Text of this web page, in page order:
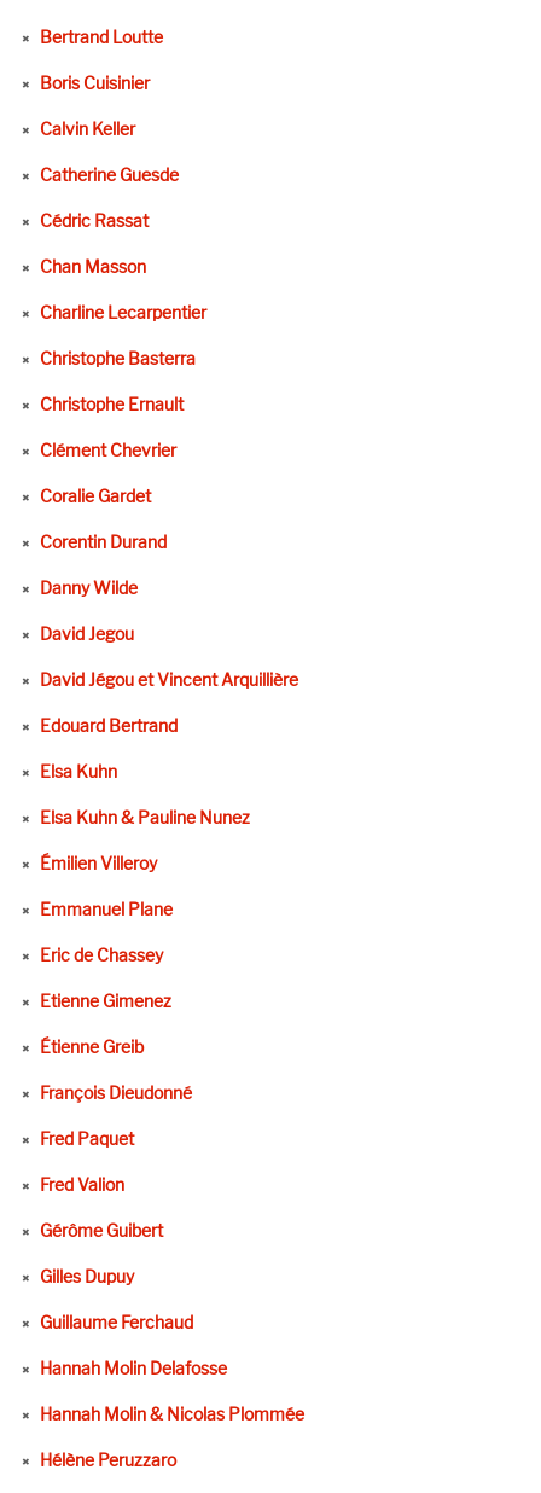
Bertrand Loutte
Boris Cuisinier
Calvin Keller
Catherine Guesde
Cédric Rassat
Chan Masson
Charline Lecarpentier
Christophe Basterra
Christophe Ernault
Clément Chevrier
Coralie Gardet
Corentin Durand
Danny Wilde
David Jegou
David Jégou et Vincent Arquillière
Edouard Bertrand
Elsa Kuhn
Elsa Kuhn & Pauline Nunez
Émilien Villeroy
Emmanuel Plane
Eric de Chassey
Etienne Gimenez
Étienne Greib
François Dieudonné
Fred Paquet
Fred Valion
Gérôme Guibert
Gilles Dupuy
Guillaume Ferchaud
Hannah Molin Delafosse
Hannah Molin & Nicolas Plommée
Hélène Peruzzaro